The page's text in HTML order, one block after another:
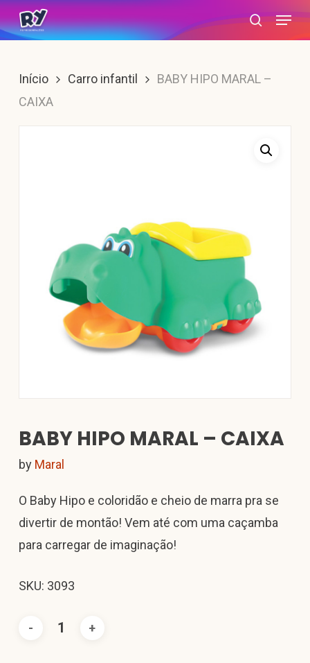
Skip
to
content
search
Menu
Início Carro infantil
BABY HIPO MARAL –
CAIXA
BABY HIPO MARAL – CAIXA
by Maral
O Baby Hipo e coloridão e cheio de marra pra se
divertir de montão! Vem até com uma caçamba
para carregar de imaginação!
SKU: 3093